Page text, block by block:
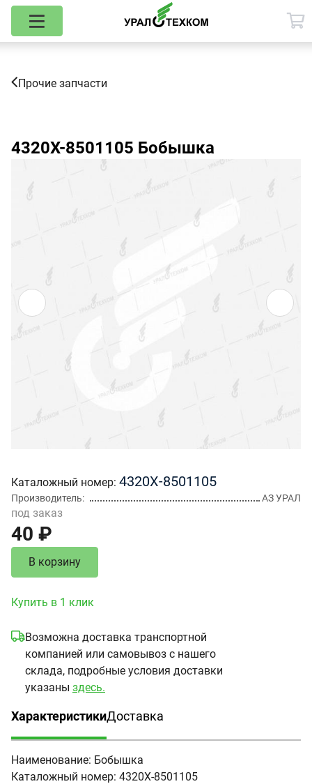
Прочие запчасти
4320Х-8501105 Бобышка
Каталожный номер 4320Х-8501105
Производитель АЗ УРАЛ
под заказ
40 ₽
В корзину
Купить в 1 клик
Возможна доставка транспортной
компанией или самовывоз с нашего
склада, подробные условия доставки
указаны здесь.
Характеристики
(активная вкладка)
Доставка
Наименование: Бобышка
Каталожный номер: 4320Х-8501105